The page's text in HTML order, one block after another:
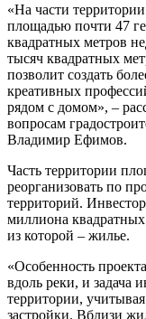
«На части
площадью почти 47
квадратных метров
тысяч квадратных
позволит создать
креативных
рядом с домом», –
вопросам
Владимир Ефимов.
Часть территории
реорганизовать по
территорий.
миллиона
из которой – жилье.
«Особенность
вдоль реки, и задача
территории,
застройки. Вблизи